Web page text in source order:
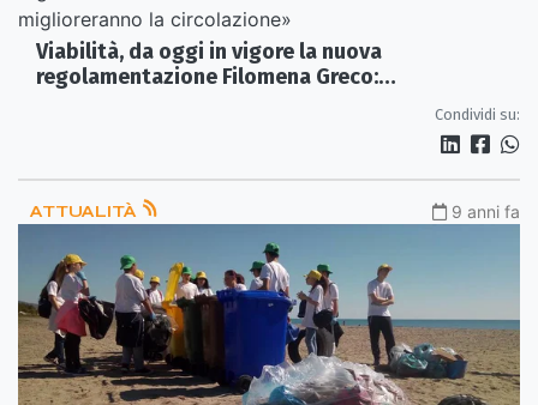
Viabilità, da oggi in vigore la nuova
regolamentazione Filomena Greco:
Condividi su:
ATTUALITÀ 9 anni fa